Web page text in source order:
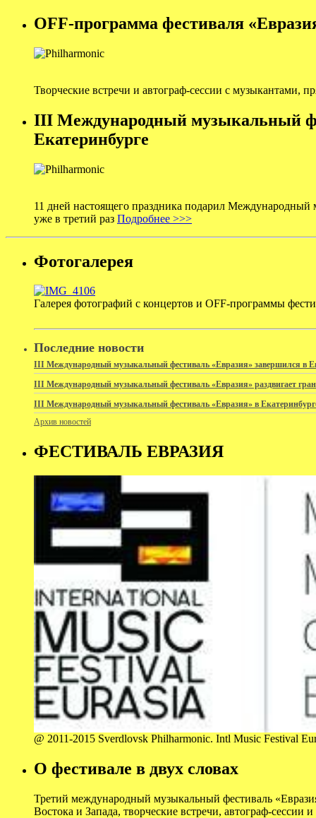
OFF-программа фестиваля
Творческие встречи и автограф-сессии с музыкантами,
III Международный музыкальный
Екатеринбурге
11 дней настоящего праздника подарил Международный
уже в третий раз Подробнее >>>
Фотогалерея
Галерея фотографий с концертов и OFF-программы
Последние новости
III Международный музыкальный фестиваль «Евразия» завершился в
III Международный музыкальный фестиваль «Евразия» раздвигает
III Международный музыкальный фестиваль «Евразия» в
Архив новостей
ФЕСТИВАЛЬ ЕВРАЗИЯ
@ 2011-2015 Sverdlovsk Philharmonic. Intl Music Festival
О фестивале в двух словах
Третий международный музыкальный фестиваль
Востока и Запада, творческие встречи, автограф-сессии